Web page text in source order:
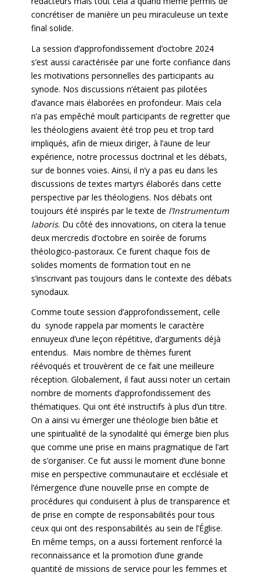
concrétiser de manière un peu miraculeuse un texte
final solide.
La session d’approfondissement d’octobre 2024
s’est aussi caractérisée par une forte confiance dans
les motivations personnelles des participants au
synode. Nos discussions n’étaient pas pilotées
d’avance mais élaborées en profondeur. Mais cela
n’a pas empêché moult participants de regretter que
les théologiens avaient été trop peu et trop tard
impliqués, afin de mieux diriger, à l’aune de leur
expérience, notre processus doctrinal et les débats,
sur de bonnes voies. Ainsi, il n’y a pas eu dans les
discussions de textes martyrs élaborés dans cette
perspective par les théologiens. Nos débats ont
toujours été inspirés par le texte de l’Instrumentum
laboris. Du côté des innovations, on citera la tenue
deux mercredis d’octobre en soirée de forums
théologico-pastoraux. Ce furent chaque fois de
solides moments de formation tout en ne
s’inscrivant pas toujours dans le contexte des débats
synodaux.
Comme toute session d’approfondissement, celle
du synode rappela par moments le caractère
ennuyeux d’une leçon répétitive, d’arguments déjà
entendus. Mais nombre de thèmes furent
réévoqués et trouvèrent de ce fait une meilleure
réception. Globalement, il faut aussi noter un certain
nombre de moments d’approfondissement des
thématiques. Qui ont été instructifs à plus d’un titre.
On a ainsi vu émerger une théologie bien bâtie et
une spiritualité de la synodalité qui émerge bien plus
que comme une prise en mains pragmatique de l’art
de s’organiser. Ce fut aussi le moment d’une bonne
mise en perspective communautaire et ecclésiale et
l’émergence d’une nouvelle prise en compte de
procédures qui conduisent à plus de transparence et
de prise en compte de responsabilités pour tous
ceux qui ont des responsabilités au sein de l’Église.
En même temps, on a aussi fortement renforcé la
reconnaissance et la promotion d’une grande
quantité de missions de service pour les femmes et